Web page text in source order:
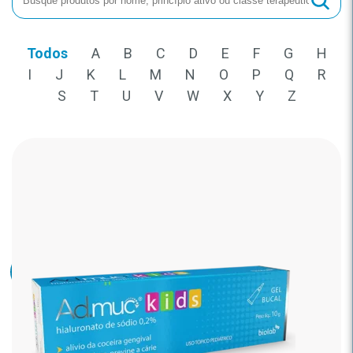
Todos A B C D E F G
H
I
J K L M N O P Q
R
S
T U V W X Y Z